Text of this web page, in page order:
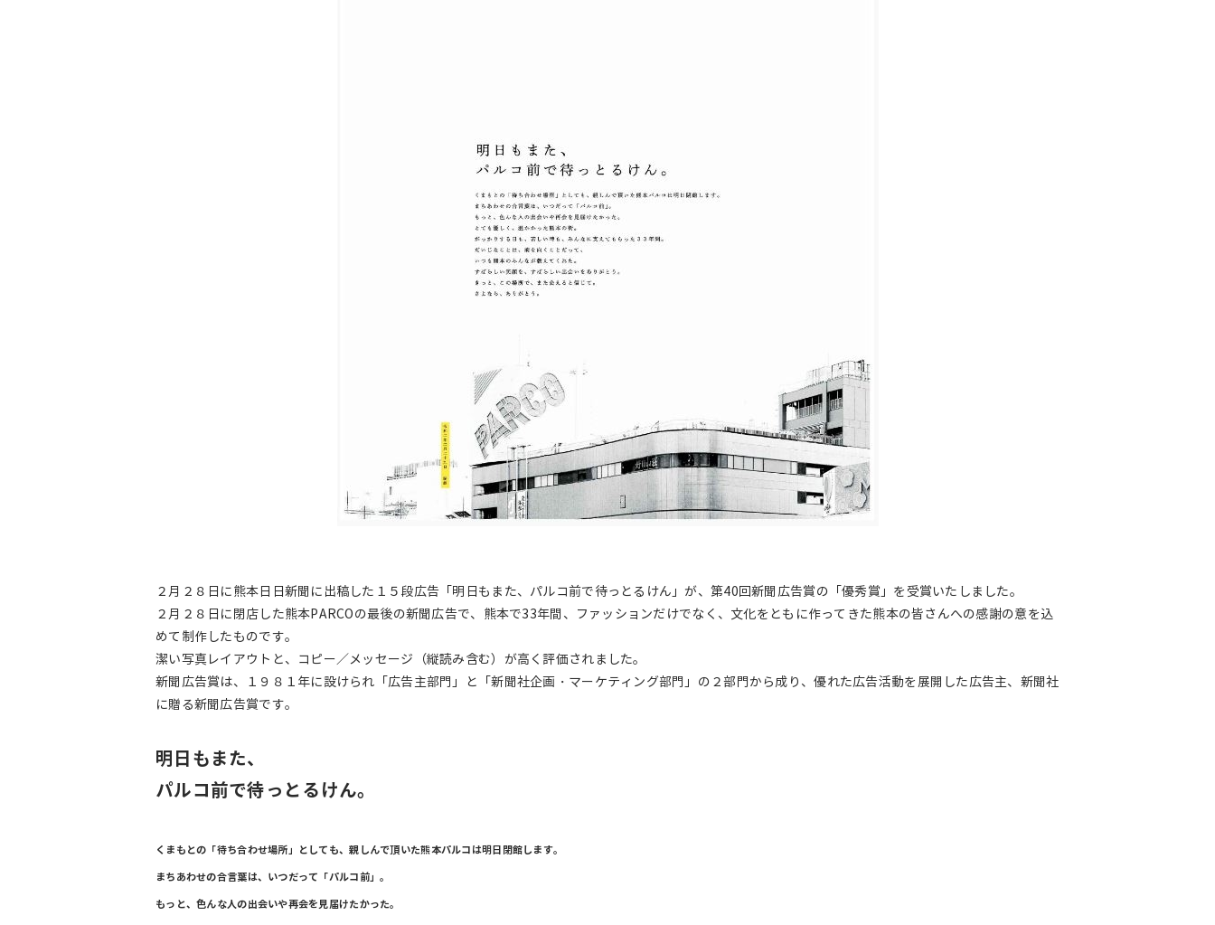
２月２８日に熊本日日新聞に出稿した１５段広告「明日もまた、パルコ前で待っとるけん」が、第40回新聞広告賞の「優秀賞」を受賞いたしました。
２月２８日に閉店した熊本PARCOの最後の新聞広告で、熊本で33年間、ファッションだけでなく、文化をともに作ってきた熊本の皆さんへの感謝の意を込
めて制作したものです。
潔い写真レイアウトと、コピー／メッセージ（縦読み含む）が高く評価されました。
新聞広告賞は、１９８１年に設けられ「広告主部門」と「新聞社企画・マーケティング部門」の２部門から成り、優れた広告活動を展開した広告主、新聞社
に贈る新聞広告賞です。
明日もまた、
パルコ前で待っとるけん。
くまもとの「待ち合わせ場所」としても、親しんで頂いた熊本パルコは明日閉館します。
まちあわせの合言葉は、いつだって「パルコ前」。
もっと、色んな人の出会いや再会を見届けたかった。